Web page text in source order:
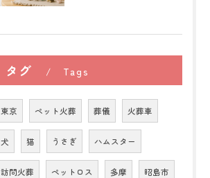
タグ Tags
東京 ペット火葬 葬儀 火葬車
犬 猫 うさぎ ハムスター
訪問火葬 ペットロス 多摩 昭島市